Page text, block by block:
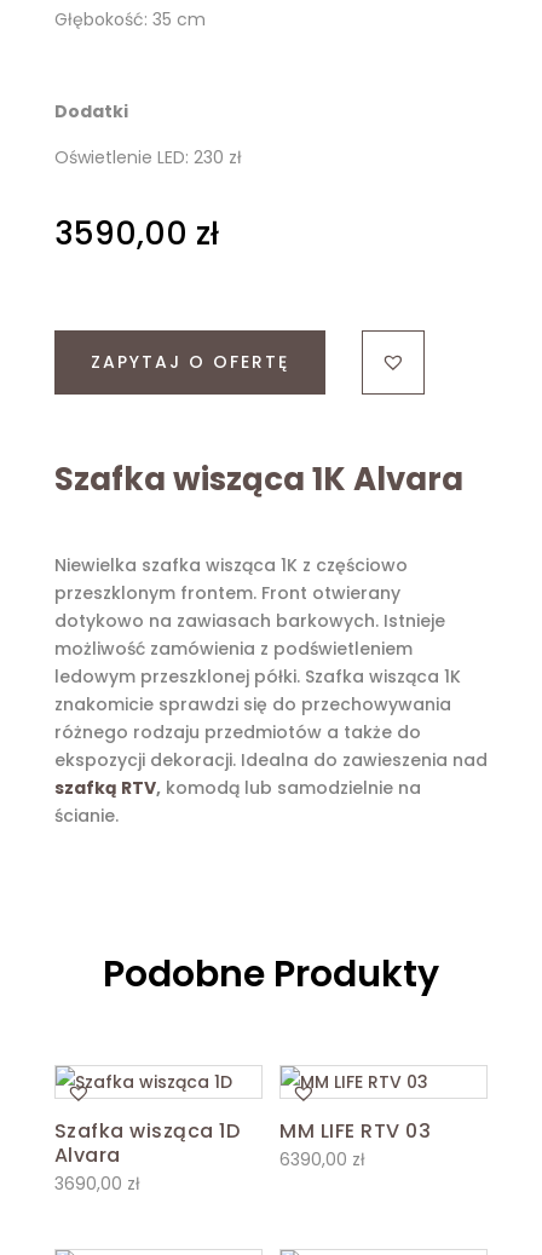
Głębokość: 35 cm
Dodatki
Oświetlenie LED: 230 zł
3590,00 zł
ZAPYTAJ O OFERTĘ
Szafka wisząca 1K Alvara
Niewielka szafka wisząca 1K z częściowo
przeszklonym frontem. Front otwierany
dotykowo na zawiasach barkowych. Istnieje
możliwość zamówienia z podświetleniem
ledowym przeszklonej półki. Szafka wisząca 1K
znakomicie sprawdzi się do przechowywania
różnego rodzaju przedmiotów a także do
ekspozycji dekoracji. Idealna do zawieszenia nad
szafką RTV,komodą lub samodzielnie na
ścianie.
Podobne Produkty
Szafka wisząca 1D
Alvara
3690,00 zł
MM LIFE RTV 03
6390,00 zł